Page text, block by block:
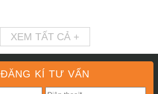
XEM TẤT CẢ +
ĐĂNG KÍ TƯ VẤN